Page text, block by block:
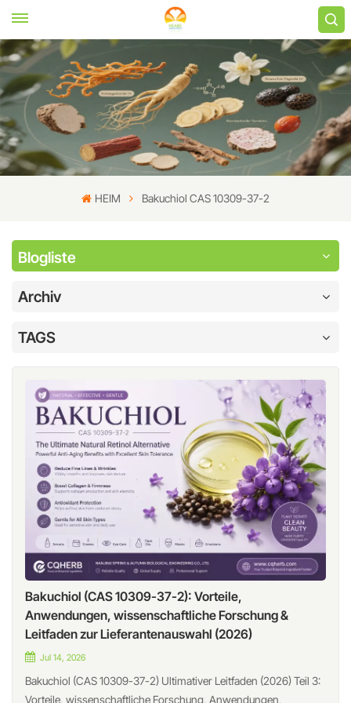
HEIM Bakuchiol CAS 10309-37-2
Blogliste
Archiv
TAGS
Bakuchiol (CAS 10309-37-2): Vorteile,
Anwendungen, wissenschaftliche Forschung &
Leitfaden zur Lieferantenauswahl (2026)
Jul 14, 2026
Bakuchiol (CAS 10309-37-2) Ultimativer Leitfaden (2026) Teil 3:
Vorteile, wissenschaftliche Forschung, Anwendungen,